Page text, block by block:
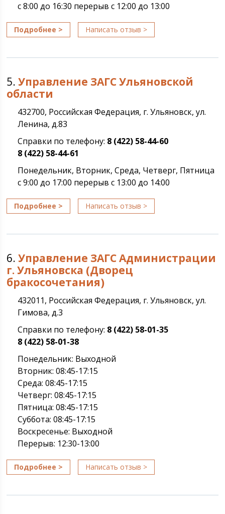
с 8:00 до 16:30 перерыв с 12:00 до 13:00
Подробнее > Написать отзыв >
5.Управление ЗАГС Ульяновской
области
432700, Российская Федерация, г. Ульяновск, ул.
Ленина, д.83
Справки по телефону: 8 (422) 58-44-60
8 (422) 58-44-61
Понедельник, Вторник, Среда, Четверг, Пятница
с 9:00 до 17:00 перерыв с 13:00 до 14:00
Подробнее > Написать отзыв >
6.Управление ЗАГС Администрации
г. Ульяновска (Дворец
бракосочетания)
432011, Российская Федерация, г. Ульяновск, ул.
Гимова, д.3
Справки по телефону: 8 (422) 58-01-35
8 (422) 58-01-38
Понедельник: Выходной
Вторник: 08:45-17:15
Среда: 08:45-17:15
Четверг: 08:45-17:15
Пятница: 08:45-17:15
Суббота: 08:45-17:15
Воскресенье: Выходной
Перерыв: 12:30-13:00
Подробнее > Написать отзыв >